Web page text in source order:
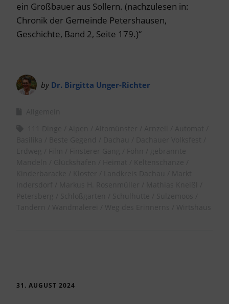
ein Großbauer aus Sollern. (nachzulesen in:
Chronik der Gemeinde Petershausen,
Geschichte, Band 2, Seite 179.)“
by Dr. Birgitta Unger-Richter
31. AUGUST 2024